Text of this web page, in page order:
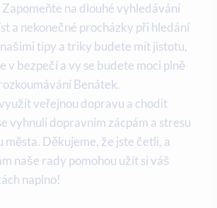
na dlouhé vyhledávání
a nekonečné procházky při hledání
tipy a triky budete mít jistotu,
v bezpečí a vy se budete moci plně
Benátek.
veřejnou dopravu a chodit
vyhnuli dopravním zácpám a stresu
města. Děkujeme, že jste četli, a
naše rady pomohou užít si váš
naplno!